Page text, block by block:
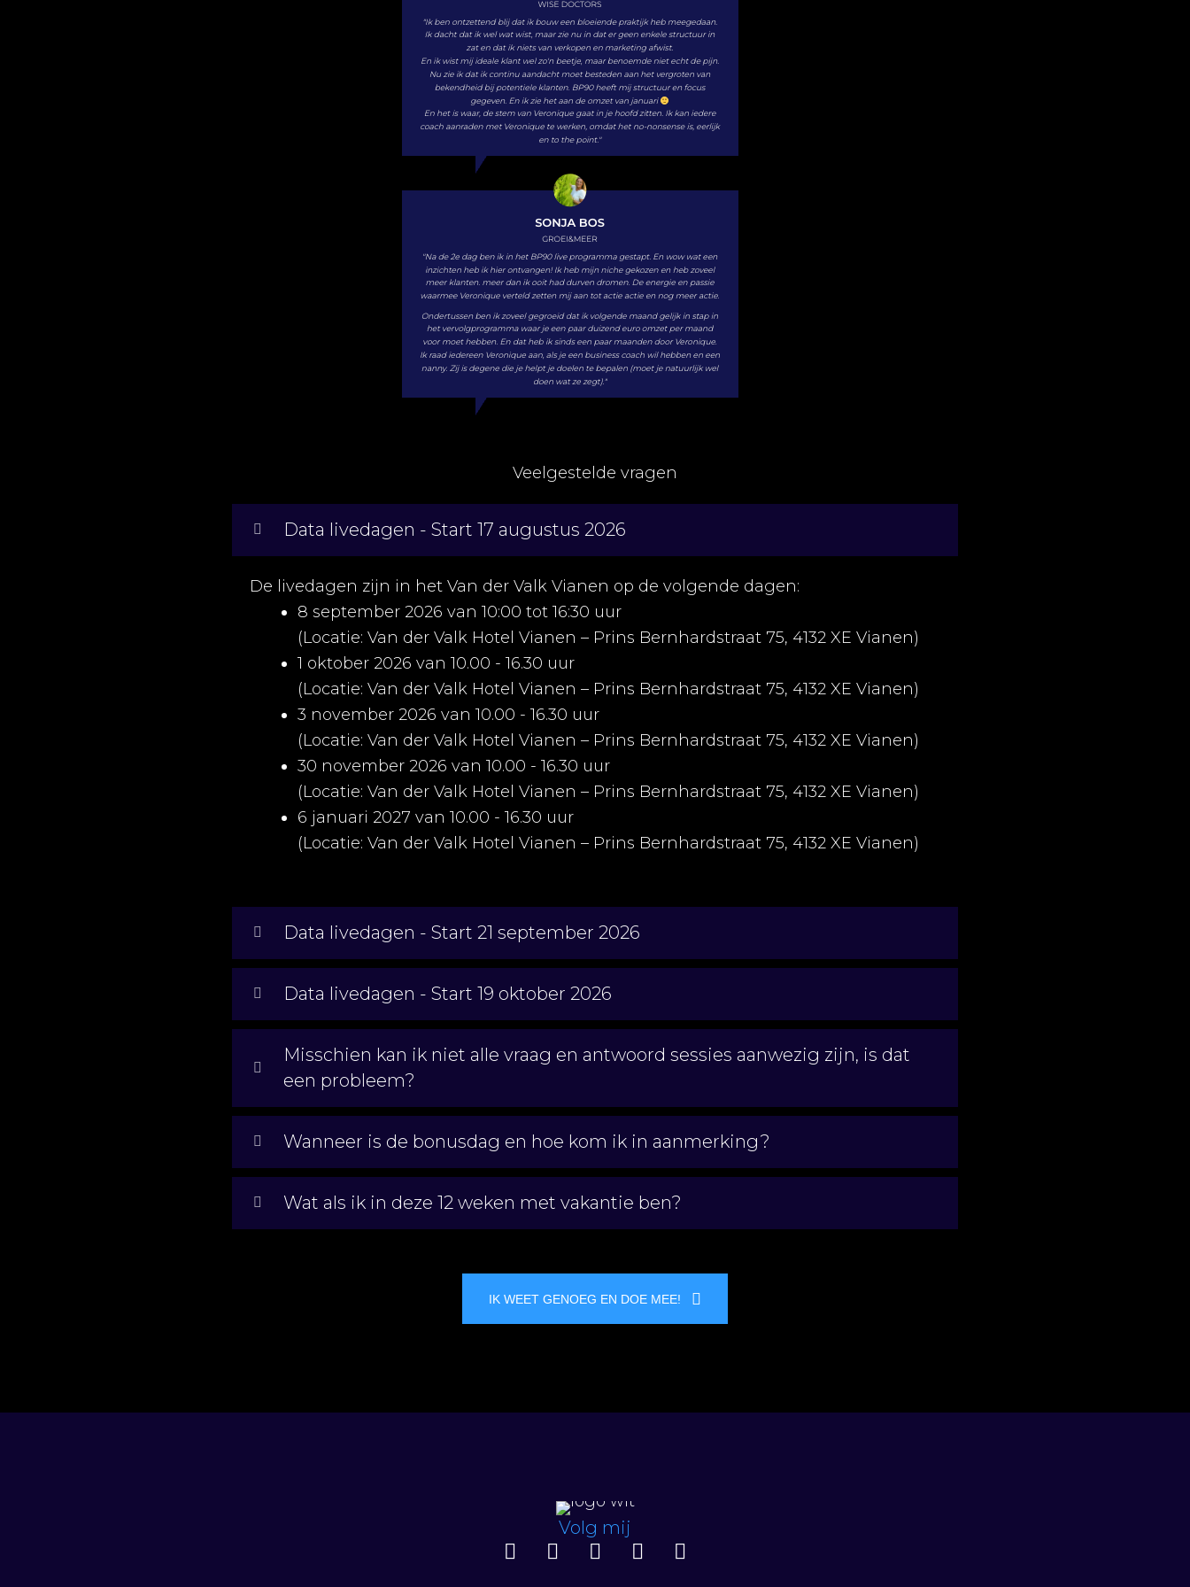
Veelgestelde vragen
Data livedagen - Start 17 augustus 2026
De livedagen zijn in het Van der Valk Vianen op de volgende dagen:
8 september 2026 van 10:00 tot 16:30 uur
(Locatie: Van der Valk Hotel Vianen – Prins Bernhardstraat 75, 4132 XE Vianen)
1 oktober 2026 van 10.00 - 16.30 uur
(Locatie: Van der Valk Hotel Vianen – Prins Bernhardstraat 75, 4132 XE Vianen)
3 november 2026 van 10.00 - 16.30 uur
(Locatie: Van der Valk Hotel Vianen – Prins Bernhardstraat 75, 4132 XE Vianen)
30 november 2026 van 10.00 - 16.30 uur
(Locatie: Van der Valk Hotel Vianen – Prins Bernhardstraat 75, 4132 XE Vianen)
6 januari 2027 van 10.00 - 16.30 uur
(Locatie: Van der Valk Hotel Vianen – Prins Bernhardstraat 75, 4132 XE Vianen)
Data livedagen - Start 21 september 2026
Data livedagen - Start 19 oktober 2026
Misschien kan ik niet alle vraag en antwoord sessies aanwezig zijn, is dat
een probleem?
Wanneer is de bonusdag en hoe kom ik in aanmerking?
Wat als ik in deze 12 weken met vakantie ben?
IK WEET GENOEG EN DOE MEE!
Volg mij